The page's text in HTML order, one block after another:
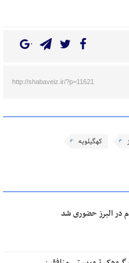
http://shabaveiz.ir/?p=11621
کهگیلویه
در البرز حضوری شد